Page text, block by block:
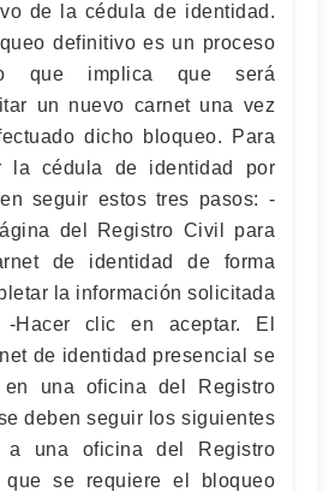
de la cédula de identidad.
definitivo es un proceso
que implica que será
un nuevo carnet una vez
dicho bloqueo. Para
la cédula de identidad por
seguir estos tres pasos: -
del Registro Civil para
de identidad de forma
la información solicitada
Hacer clic en aceptar. El
de identidad presencial se
en una oficina del Registro
deben seguir los siguientes
a una oficina del Registro
que se requiere el bloqueo